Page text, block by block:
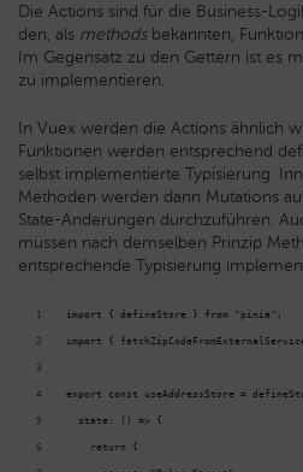
Die Actions sind für die Business-
den, als methodsbekannten,
Im Gegensatz zu den Gettern ist es
zu implementieren.
In Vuex werden die Actions ähnlich
Funktionen werden entsprechend
selbst implementierte Typisierung.
Methoden werden dann Mutations
State-Änderungen durchzuführen.
müssen nach demselben Prinzip
entsprechende Typisierung
import { defineStore } from "pinia";
import {
export const useAddressStore =
  state: () => {
    return {